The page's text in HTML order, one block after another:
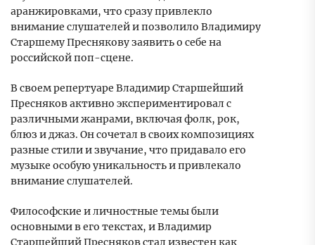
аранжировками, что сразу привлекло
внимание слушателей и позволило Владимиру
Старшему Преснякову заявить о себе на
российской поп-сцене.
В своем репертуаре Владимир Старшейший
Пресняков активно экспериментировал с
различными жанрами, включая фолк, рок,
блюз и джаз. Он сочетал в своих композициях
разные стили и звучание, что придавало его
музыке особую уникальность и привлекало
внимание слушателей.
Философские и личностные темы были
основными в его текстах, и Владимир